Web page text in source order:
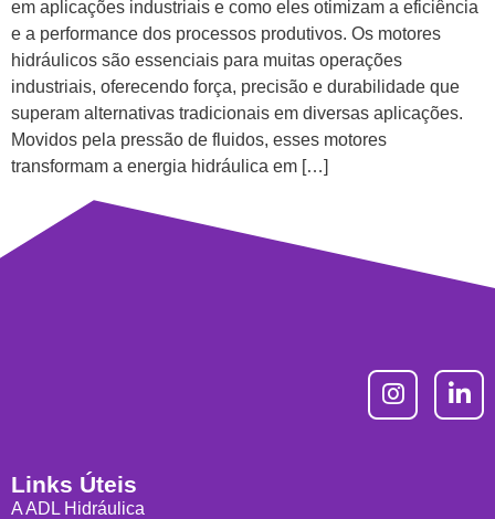
em aplicações industriais e como eles otimizam a eficiência
e a performance dos processos produtivos. Os motores
hidráulicos são essenciais para muitas operações
industriais, oferecendo força, precisão e durabilidade que
superam alternativas tradicionais em diversas aplicações.
Movidos pela pressão de fluidos, esses motores
transformam a energia hidráulica em […]
Links Úteis
A ADL Hidráulica